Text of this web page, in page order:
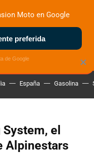
MOTOS ELÉCTRICAS
España Gasolina
el
Alpinestars
×
Moto en Google
preferida
de Google